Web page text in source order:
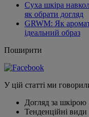
Суха шкіра
як обрати догляд
GRWM: Як
ідеальний образ
Поширити
У цій статті ми
Догляд за шкірою
Тенденційні види